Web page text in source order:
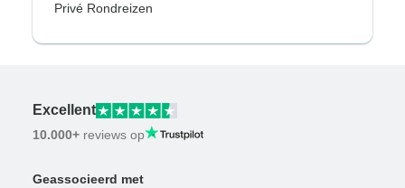
Privé Rondreizen
Excellent
10.000+ reviews op
Geassocieerd met